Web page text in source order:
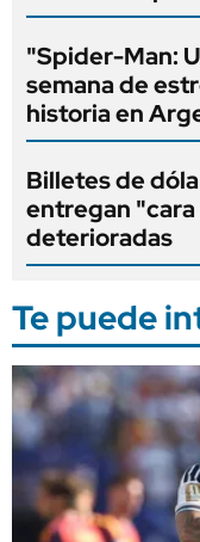
"Spider-Man:
semana de
historia en
Billetes de
entregan
deterioradas
Te puede